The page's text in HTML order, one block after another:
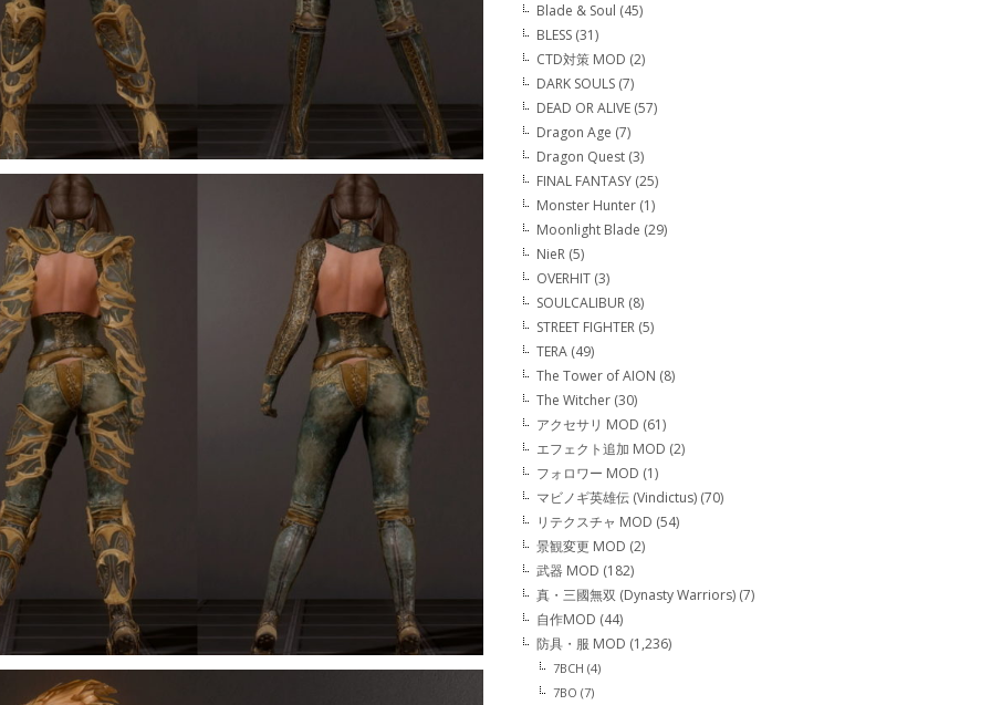
Blade & Soul (45)
BLESS (31)
CTD対策 MOD (2)
DARK SOULS (7)
DEAD OR ALIVE (57)
Dragon Age (7)
Dragon Quest (3)
FINAL FANTASY (25)
Monster Hunter (1)
Moonlight Blade (29)
NieR (5)
OVERHIT (3)
SOULCALIBUR (8)
STREET FIGHTER (5)
TERA (49)
The Tower of AION (8)
The Witcher (30)
アクセサリ MOD (61)
エフェクト追加 MOD (2)
フォロワー MOD (1)
マビノギ英雄伝 (Vindictus) (70)
リテクスチャ MOD (54)
景観変更 MOD (2)
武器 MOD (182)
真・三國無双 (Dynasty Warriors) (7)
自作MOD (44)
防具・服 MOD (1,236)
7BCH (4)
7BO (7)